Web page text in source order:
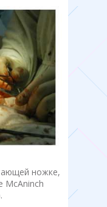
ножке,
McAninch